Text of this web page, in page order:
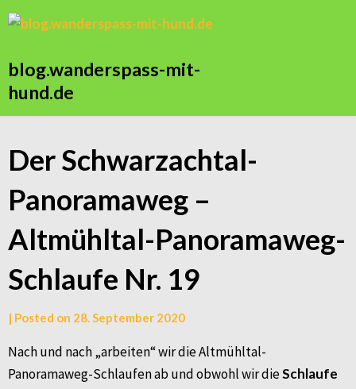
blog.wanderspass-mit-
hund.de
Der Schwarzachtal-
Panoramaweg –
Altmühltal-Panoramaweg-
Schlaufe Nr. 19
by
| Posted on 28. September 2020
Nach und nach „arbeiten“ wir die Altmühltal-
Panoramaweg-Schlaufen ab und obwohl wir dieSchlaufe